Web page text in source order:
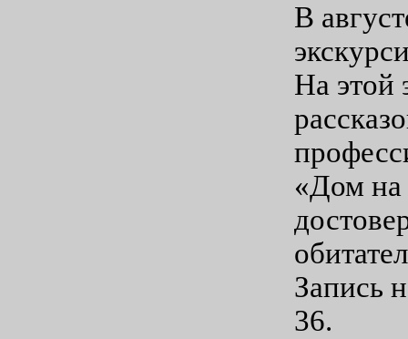
В
На этой
«Дом на
Запись
36.